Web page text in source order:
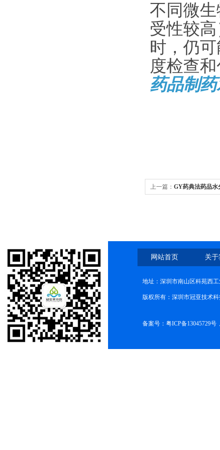
不同微
受性较
时，仍
度检查
药品制
上一篇： GY药典法药品水
网站首页 关
地址：深圳市南山区科苑西
版权所有：深圳市冠亚技术
备案号： 粤ICP备13045729号